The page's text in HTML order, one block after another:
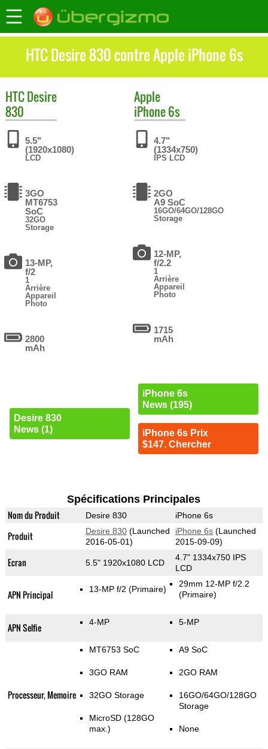
HTC Desire 830 contre Apple iPhone 6s
HTCDesire
830
5.5"
(1920x1080)
LCD
3GO
MT6753
SoC
32GO
Storage
13-MP,
f/2
1
Arrière
Appareil
Photo
2800
mAh
Desire 830
News (1)
Apple
iPhone 6s
4.7"
(1334x750)
IPS LCD
2GO
A9 SoC
16GO/64GO/128GO
Storage
12-MP,
f/2.2
1
Arrière
Appareil
Photo
1715
mAh
iPhone 6s
News (195)
iPhone 6s Prix
$147. Chercher
Spécifications Principales
Nom du Produit Desire 830 iPhone 6s
Produit Desire 830(Launched
2016-05-01)
iPhone 6s(Launched
2015-09-09)
Ecran 5.5" 1920x1080 LCD
4.7" 1334x750 IPS
LCD
APN Principal 13-MP f/2 (Primaire)
29mm 12-MP f/2.2
(Primaire)
APN Selfie 4-MP 5-MP
Processeur, Memoire
MT6753 SoC
3GO RAM
32GO Storage
MicroSD (128GO
max.)
A9 SoC
2GO RAM
16GO/64GO/128GO
Storage
None